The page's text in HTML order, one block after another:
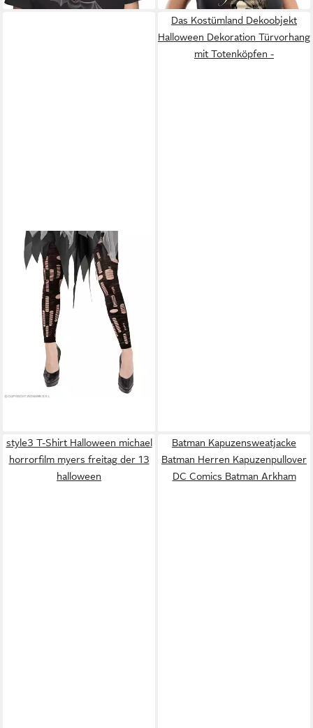
Kinder
WIDMANN S.R.L.
Kostüm Zerfetzte Zombie
Leggings für Damen,
Schwarz
Das Kostümland Dekoobjekt
Halloween Dekoration Türvorhang
mit Totenköpfen -
style3 T-Shirt Halloween michael
horrorfilm myers freitag der 13
halloween
Batman Kapuzensweatjacke
Batman Herren Kapuzenpullover
DC Comics Batman Arkham